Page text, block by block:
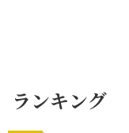
ランキング